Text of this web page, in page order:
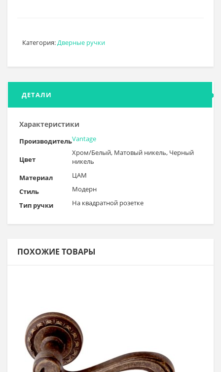
Категория: Дверные ручки
ДЕТАЛИ
Характеристики
ПроизводительVantage
Цвет
Хром/Белый, Матовый никель, Черный
никель
Материал
ЦАМ
Стиль
Модерн
Тип ручки
На квадратной розетке
ПОХОЖИЕ ТОВАРЫ